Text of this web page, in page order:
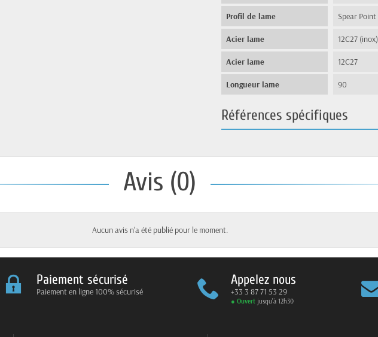
Profil de lame Spear Point
Acier lame 12C27 (inox)
Acier lame 12C27
Longueur lame 90
Références spécifiques
Avis (0)
Aucun avis n'a été publié pour le moment.
Paiement sécurisé
Paiement en ligne 100% sécurisé
Appelez nous
+33 3 87 71 53 29
● Ouvertjusqu’à 12h30